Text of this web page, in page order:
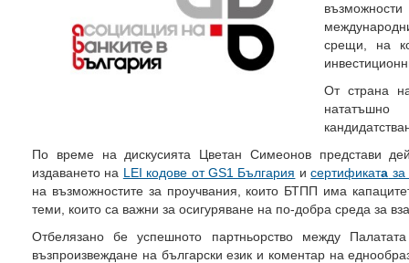
срещи, на
От страна
По време на дискусията Цветан Симеонов представи
издаването на LEI кодове от GS1 България исертификатa
на възможностите за проучвания, които БТПП има
теми, които са важни за осигуряване на по-добра среда за
Отбелязано бе успешното партньорство между
възпроизвеждане на български език и коментар на